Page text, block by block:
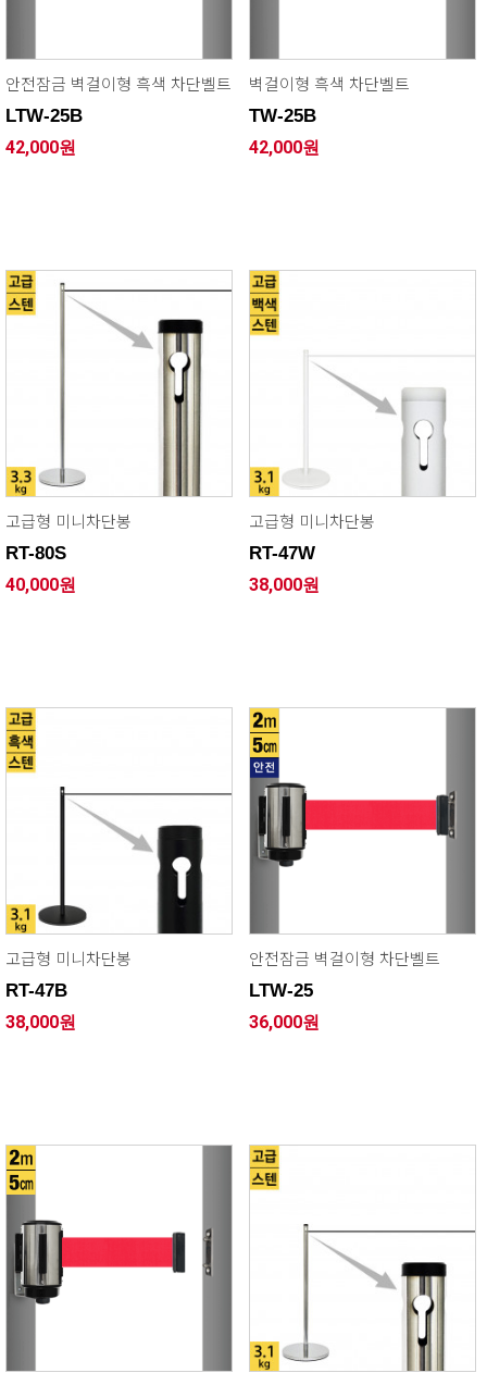
안전잠금 벽걸이형 흑색 차단벨트
LTW-25B
42,000원
벽걸이형 흑색 차단벨트
TW-25B
42,000원
고급형 미니차단봉
RT-80S
40,000원
고급형 미니차단봉
RT-47W
38,000원
고급형 미니차단봉
RT-47B
38,000원
안전잠금 벽걸이형 차단벨트
LTW-25
36,000원